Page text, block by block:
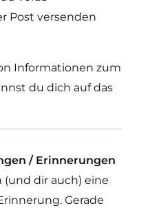
Post versenden
Informationen zum
du dich auf das
/ Erinnerungen
dir auch) eine
Gerade